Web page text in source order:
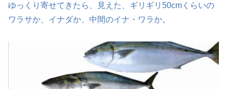
ゆっくり寄せてきたら、見えた、ギリギリ50cmくらいの
ワラサか、イナダか、中間のイナ・ワラか。